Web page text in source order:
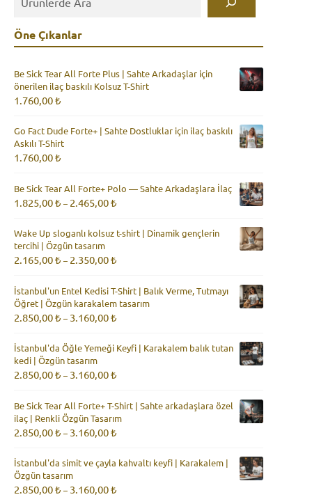
Öne Çıkanlar
Be Sick Tear All Forte Plus | Sahte Arkadaşlar için
önerilen ilaç baskılı Kolsuz T-Shirt
1.760,00₺
Go Fact Dude Forte+ | Sahte Dostluklar için ilaç baskılı
Askılı T-Shirt
1.760,00₺
Be Sick Tear All Forte+ Polo — Sahte Arkadaşlara İlaç
1.825,00₺ – 2.465,00₺
-
Wake Up sloganlı kolsuz t-shirt | Dinamik gençlerin
tercihi | Özgün tasarım
2.165,00₺ – 2.350,00₺
-
2.350,00 ₺
İstanbul'un Entel Kedisi T-Shirt | Balık Verme, Tutmayı
Öğret | Özgün karakalem tasarım
2.850,00₺ – 3.160,00₺
-
İstanbul'da Öğle Yemeği Keyfi | Karakalem balık tutan
kedi | Özgün tasarım
2.850,00₺ – 3.160,00₺
-
3.160,00 ₺
Be Sick Tear All Forte+ T-Shirt | Sahte arkadaşlara özel
ilaç | Renkli Özgün Tasarım
2.850,00₺ – 3.160,00₺
İstanbul'da simit ve çayla kahvaltı keyfi | Karakalem |
Özgün tasarım
2.850,00₺ – 3.160,00₺